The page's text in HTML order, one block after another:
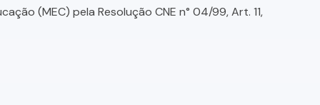
(MEC) pela Resolução CNE n° 04/99, Art. 11,